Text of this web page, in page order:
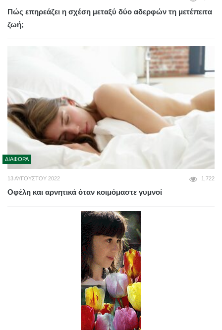
Πώς επηρεάζει η σχέση μεταξύ δύο αδερφών τη μετέπειτα
ζωή;
ΔΙΆΦΟΡΑ
13 ΑΥΓΟΎΣΤΟΥ 2022 1,722
Οφέλη και αρνητικά όταν κοιμόμαστε γυμνοί